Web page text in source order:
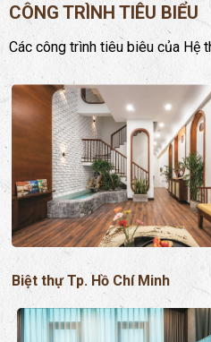
CÔNG TRÌNH TIÊU BIỂU
Các công trình tiêu biêu của Hệ
Biệt thự Tp. Hồ Chí Minh